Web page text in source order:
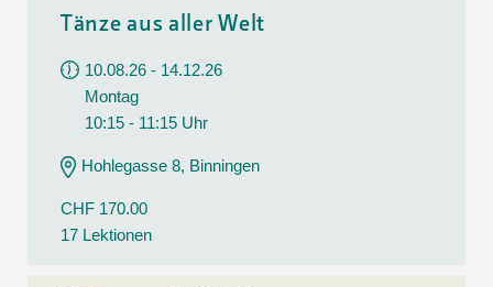
Tänze aus aller Welt
10.08.26 - 14.12.26
Montag
10:15 - 11:15 Uhr
Hohlegasse 8, Binningen
CHF 170.00
17 Lektionen